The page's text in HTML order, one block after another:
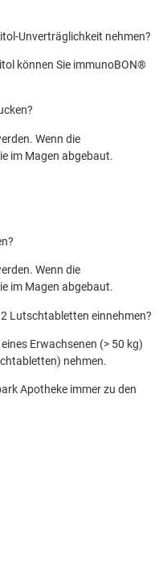
Unverträglichkeit nehmen?
können Sie immunoBON®
Wenn die
im Magen abgebaut.
Wenn die
im Magen abgebaut.
Lutschtabletten einnehmen?
Erwachsenen (> 50 kg)
nehmen.
Apotheke immer zu den